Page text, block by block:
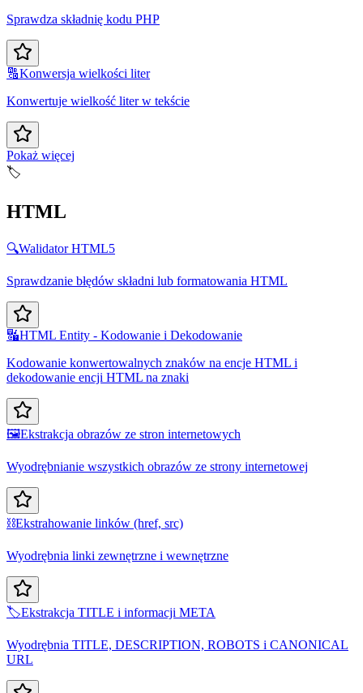
Sprawdza składnię kodu PHP
🔠Konwersja wielkości liter
Konwertuje wielkość liter w tekście
Pokaż więcej
🏷️
HTML
🔍Walidator HTML5
Sprawdzanie błędów składni lub formatowania HTML
🔣HTML Entity - Kodowanie i Dekodowanie
Kodowanie konwertowalnych znaków na encje HTML i
dekodowanie encji HTML na znaki
🖼️Ekstrakcja obrazów ze stron internetowych
Wyodrębnianie wszystkich obrazów ze strony internetowej
⛓️Ekstrahowanie linków (href, src)
Wyodrębnia linki zewnętrzne i wewnętrzne
🏷️Ekstrakcja TITLE i informacji META
Wyodrębnia TITLE, DESCRIPTION, ROBOTS i CANONICAL
URL